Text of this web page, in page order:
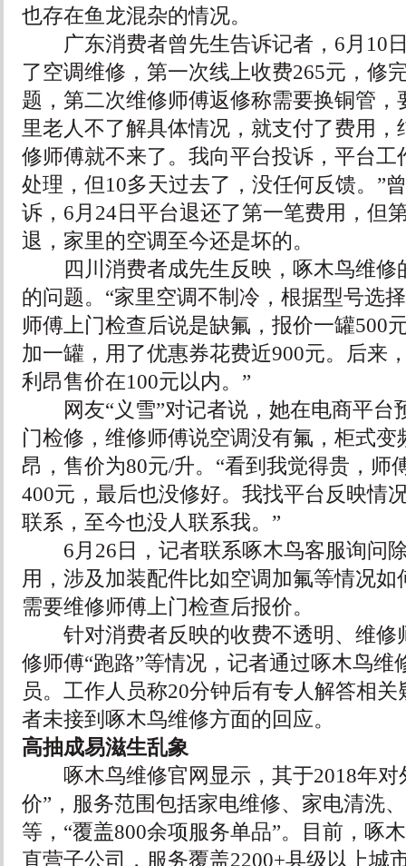
也存在鱼龙混杂的情况。
广东消费者曾先生告诉记者，6月10
了空调维修，第一次线上收费265元，修
题，第二次维修师傅返修称需要换铜管，
里老人不了解具体情况，就支付了费用，
修师傅就不来了。我向平台投诉，平台工
处理，但10多天过去了，没任何反馈。”
诉，6月24日平台退还了第一笔费用，但
退，家里的空调至今还是坏的。
四川消费者成先生反映，啄木鸟维修
的问题。“家里空调不制冷，根据型号选
师傅上门检查后说是缺氟，报价一罐500
加一罐，用了优惠券花费近900元。后来
利昂售价在100元以内。”
网友“义雪”对记者说，她在电商平台
门检修，维修师傅说空调没有氟，柜式变
昂，售价为80元/升。“看到我觉得贵，师
400元，最后也没修好。我找平台反映情
联系，至今也没人联系我。”
6月26日，记者联系啄木鸟客服询问
用，涉及加装配件比如空调加氟等情况如
需要维修师傅上门检查后报价。
针对消费者反映的收费不透明、维修
修师傅“跑路”等情况，记者通过啄木鸟维
员。工作人员称20分钟后有专人解答相
者未接到啄木鸟维修方面的回应。
高抽成易滋生乱象
啄木鸟维修官网显示，其于2018年对
价”，服务范围包括家电维修、家电清洗
等，“覆盖800余项服务单品”。目前，啄
直营子公司，服务覆盖2200+县级以上城